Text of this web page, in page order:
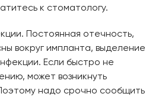
к стоматологу.
Постоянная отечность,
вокруг импланта, выделение
Если быстро не
может возникнуть
надо срочно сообщить